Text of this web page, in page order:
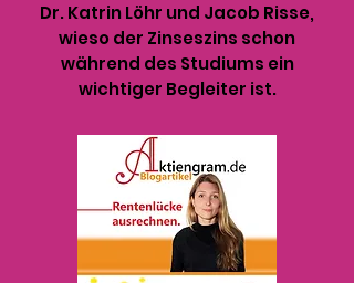
Dr. Katrin Löhr und Jacob Risse,
wieso der Zinseszins schon
während des Studiums ein
wichtiger Begleiter ist.